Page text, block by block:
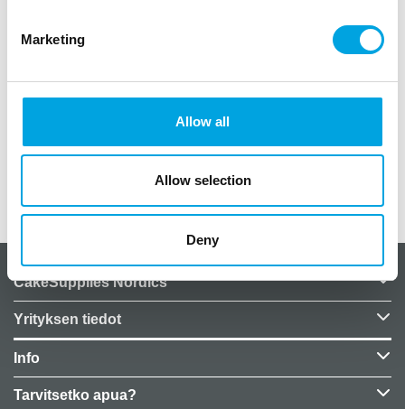
Marketing
Allow all
Allow selection
Deny
Kauniit lautaset hevosaiheisiin juhliin
paketissa 10 kpl
halkaisija ulkomitta noin 21cm
Lisätiedot
CakeSupplies Nordics
Yrityksen tiedot
Info
Tarvitsetko apua?